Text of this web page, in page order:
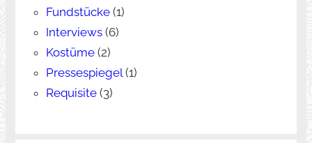
Fundstücke(1)
Interviews(6)
Kostüme(2)
Pressespiegel(1)
Requisite(3)